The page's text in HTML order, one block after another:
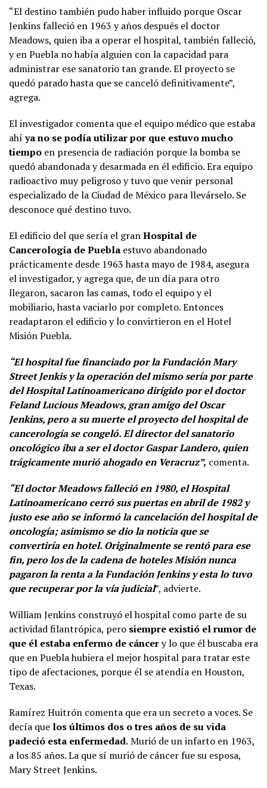
“El destino también pudo haber influido porque Oscar
Jenkins falleció en 1963 y años después el doctor
Meadows, quien iba a operar el hospital, también falleció,
y en Puebla no había alguien con la capacidad para
administrar ese sanatorio tan grande. El proyecto se
quedó parado hasta que se canceló definitivamente”,
agrega.
El investigador comenta que el equipo médico que estaba
ahíya no se podía utilizar por que estuvo mucho
tiempo en presencia de radiación porque la bomba se
quedó abandonada y desarmada en él edificio. Era equipo
radioactivo muy peligroso y tuvo que venir personal
especializado de la Ciudad de México para llevárselo. Se
desconoce qué destino tuvo.
El edificio del que sería el granHospital de
Cancerología de Puebla estuvo abandonado
prácticamente desde 1963 hasta mayo de 1984, asegura
el investigador, y agrega que, de un día para otro
llegaron, sacaron las camas, todo el equipo y el
mobiliario, hasta vaciarlo por completo. Entonces
readaptaron el edificio y lo convirtieron en el Hotel
Misión Puebla.
“El hospital fue financiado por la Fundación Mary
Street Jenkis y la operación del mismo sería por parte
del Hospital Latinoamericano dirigido por el doctor
Feland Lucious Meadows, gran amigo del Oscar
Jenkins, pero a su muerte el proyecto del hospital de
cancerología se congeló. El director del sanatorio
oncológico iba a ser el doctor Gaspar Landero, quien
trágicamente murió ahogado en Veracruz”, comenta.
“El doctor Meadows falleció en 1980, el Hospital
Latinoamericano cerró sus puertas en abril de 1982 y
justo ese año se informó la cancelación del hospital de
oncología; asimismo se dio la noticia que se
convertiría en hotel. Originalmente se rentó para ese
fin, pero los de la cadena de hoteles Misión nunca
pagaron la renta a la Fundación Jenkins y esta lo tuvo
que recuperar por la vía judicial”, advierte.
William Jenkins construyó el hospital como parte de su
actividad filantrópica, pero siempre existió el rumor de
que él estaba enfermo de cáncery lo que él buscaba era
que en Puebla hubiera el mejor hospital para tratar este
tipo de afectaciones, porque él se atendía en Houston,
Texas.
Ramírez Huitrón comenta que era un secreto a voces. Se
decía que los últimos dos o tres años de su vida
padeció esta enfermedad.Murió de un infarto en 1963,
a los 85 años. La que sí murió de cáncer fue su esposa,
Mary Street Jenkins.